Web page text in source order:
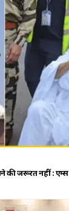
की जरूरत नहीं : एम्स